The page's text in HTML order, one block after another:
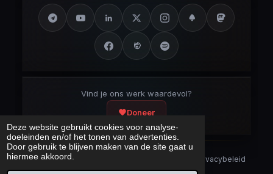
Deze website gebruikt cookies voor analyse-
doeleinden en/of het tonen van advertenties.
Door gebruik te blijven maken van de site gaat u
hiermee akkoord.
Vind je ons werk waardevol?
Doneer
Security Disclaimer
Privacybeleid
CookieverklaringSitemap